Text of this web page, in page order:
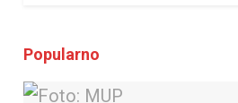
Popularno